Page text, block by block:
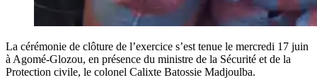
La cérémonie de clôture de l’exercice s’est tenue le mercredi 17 juin
à Agomé-Glozou, en présence du ministre de la Sécurité et de la
Protection civile, le colonel Calixte Batossie Madjoulba.